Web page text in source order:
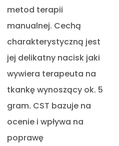
metod terapii
manualnej. Cechą
charakterystyczną jest
jej delikatny nacisk jaki
wywiera terapeuta na
tkankę wynoszący ok. 5
gram. CST bazuje na
ocenie i wpływa na
poprawę